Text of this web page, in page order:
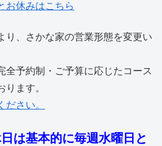
お休みはこちら
り、さかな家の営業形態を変更い
全予約制・ご予算に応じたコース
ます。
さい。
は基本的に毎週水曜日と